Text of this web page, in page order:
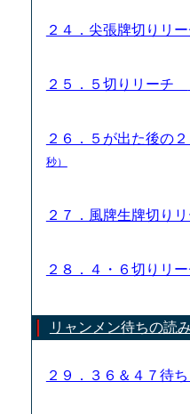
２４．尖張牌切りリ
２５．５切りリーチ
２６．５が出た後の
秒）
２７．風牌生牌切り
２８．４・６切りリ
リャンメン待ちの読
２９．３６＆４７待